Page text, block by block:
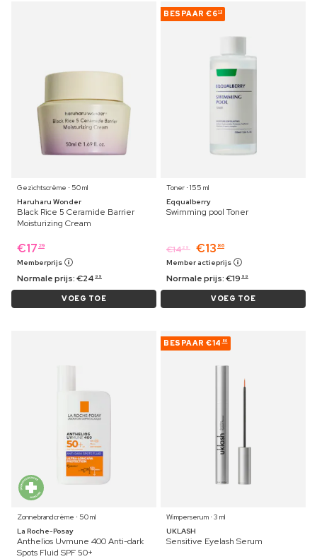
Gezichtscrème ⋅ 50 ml
Haruharu Wonder
Black Rice 5 Ceramide Barrier
Moisturizing Cream
€17 29
Memberprijs
Normale prijs:€24 99
VOEG TOE
BESPAAR €613
Toner ⋅ 155 ml
Eqqualberry
Swimming pool Toner
€1429 €13 86
Member actieprijs
Normale prijs:€19 99
VOEG TOE
Zonnebrandcrème ⋅ 50 ml
La Roche-Posay
Anthelios Uvmune 400 Anti-dark
Spots Fluid SPF 50+
BESPAAR €14 80
Wimperserum ⋅ 3 ml
UKLASH
Sensitive Eyelash Serum